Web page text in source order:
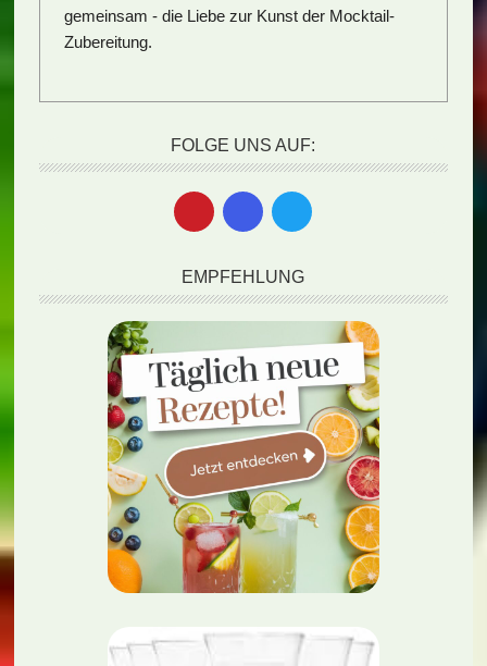
gemeinsam - die Liebe zur Kunst der Mocktail-
Zubereitung.
FOLGE UNS AUF:
EMPFEHLUNG